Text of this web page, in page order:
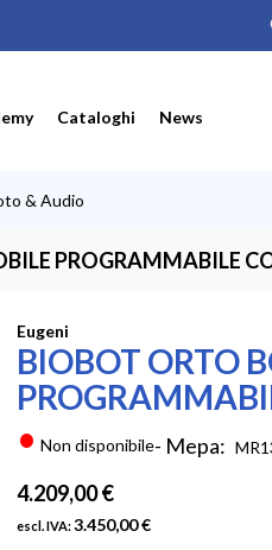
Cataloghi News
& Audio
PROGRAMMABILE
Eugeni
BIOBOT ORTO
4.209,00 €
3.450,00 €
Non disponibile- Mepa: